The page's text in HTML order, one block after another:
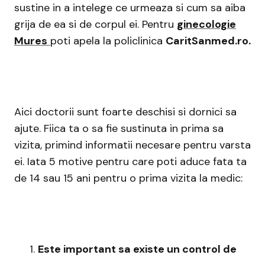
sustine in a intelege ce urmeaza si cum sa aiba
grija de ea si de corpul ei. Pentru ginecologie
Mures poti apela la policlinica CaritSanmed.ro.
Aici doctorii sunt foarte deschisi si dornici sa
ajute. Fiica ta o sa fie sustinuta in prima sa
vizita, primind informatii necesare pentru varsta
ei. Iata 5 motive pentru care poti aduce fata ta
de 14 sau 15 ani pentru o prima vizita la medic:
Este important sa existe un control de